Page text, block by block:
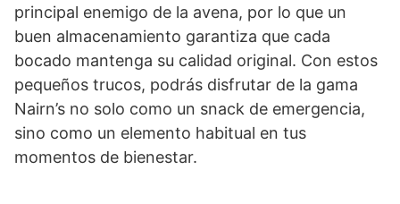
principal enemigo de la avena, por lo que un
buen almacenamiento garantiza que cada
bocado mantenga su calidad original. Con estos
pequeños trucos, podrás disfrutar de la gama
Nairn’s no solo como un snack de emergencia,
sino como un elemento habitual en tus
momentos de bienestar.